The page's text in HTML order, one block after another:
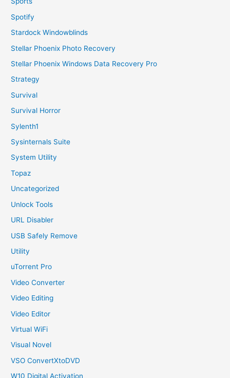
Spotify
Stardock Windowblinds
Stellar Phoenix Photo Recovery
Stellar Phoenix Windows Data Recovery Pro
Strategy
Survival
Survival Horror
Sylenth1
Sysinternals Suite
System Utility
Topaz
Uncategorized
Unlock Tools
URL Disabler
USB Safely Remove
Utility
uTorrent Pro
Video Converter
Video Editing
Video Editor
Virtual WiFi
Visual Novel
VSO ConvertXtoDVD
W10 Digital Activation